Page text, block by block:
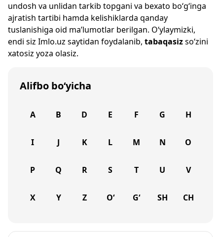
undosh va unlidan tarkib topgani va bexato bo‘g‘inga
ajratish tartibi hamda kelishiklarda qanday
tuslanishiga oid ma’lumotlar berilgan. O‘ylaymizki,
endi siz Imlo.uz saytidan foydalanib, tabaqasizso‘zini
xatosiz yoza olasiz.
Alifbo bo‘yicha
A B D E F G H
I J K L M N O
P Q R S T U V
X Y Z O‘ G‘ SH CH